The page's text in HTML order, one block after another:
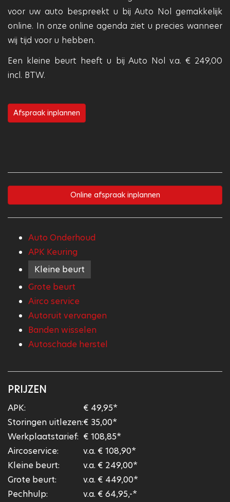
voor uw auto bespreekt u bij Auto Nol gemakkelijk
online. In onze online agenda ziet u precies wanneer
wij tijd voor u hebben.
Een kleine beurt heeft u bij Auto Nol v.a. € 249,00
incl. BTW.
Afspraak inplannen
Online afspraak inplannen
Auto Onderhoud
APK Keuring
Kleine beurt
Grote beurt
Airco service
Autoruit vervangen
Banden wisselen
Autoschade herstel
PRIJZEN
APK:
€ 49,95*
Storingen uitlezen:€ 35,00*
Werkplaatstarief: € 108,85*
Aircoservice:
v.a. € 108,90*
Kleine beurt:
v.a. € 249,00*
Grote beurt:
v.a. € 449,00*
Pechhulp:
v.a. € 64,95,-*